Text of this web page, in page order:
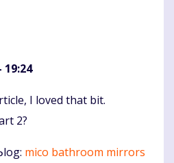
19:24
І loved that bit.
2?
mico bathroom mirrors